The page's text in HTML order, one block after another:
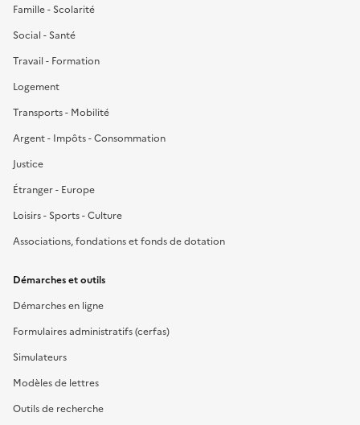
Famille - Scolarité
Social - Santé
Travail - Formation
Logement
Transports - Mobilité
Argent - Impôts - Consommation
Justice
Étranger - Europe
Loisirs - Sports - Culture
Associations, fondations et fonds de dotation
Démarches et outils
Démarches en ligne
Formulaires administratifs (cerfas)
Simulateurs
Modèles de lettres
Outils de recherche